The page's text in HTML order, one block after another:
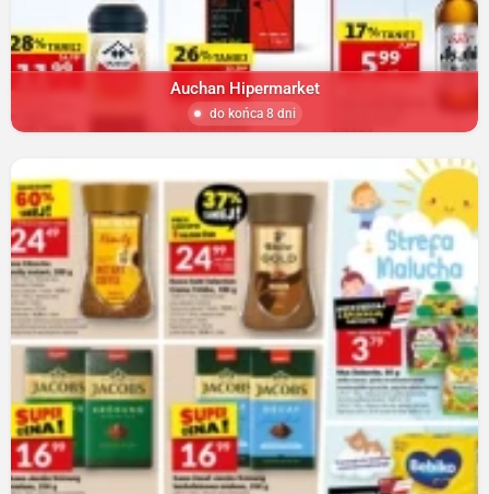
Auchan Hipermarket
do końca 8 dni